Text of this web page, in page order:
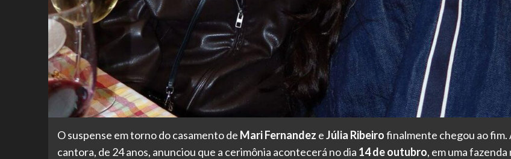
O suspense em torno do casamento de Mari Fernandez eJúlia Ribeirofinalmente chegou ao fim.
cantora, de 24 anos, anunciou que a cerimônia acontecerá no dia 14 de outubro, em uma fazenda